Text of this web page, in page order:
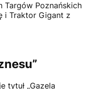
Targów Poznańskich
i Traktor Gigant z
tytuł „Gazela